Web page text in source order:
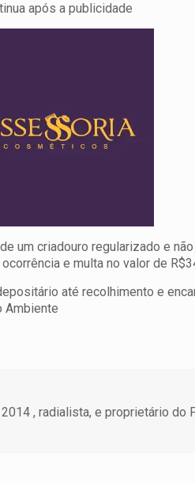
após a publicidade
um criadouro regularizado e
e multa no valor de
até recolhimento e
Ambiente
, radialista, e proprietário do